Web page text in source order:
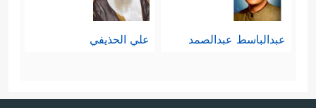
عميق النظر في النصِّ ودلالته، فهذا
الاجتهاد يؤدّي إلى الاختلاف لا محالة ،
عبدالباسط عبدالصمد علي الحذيفي